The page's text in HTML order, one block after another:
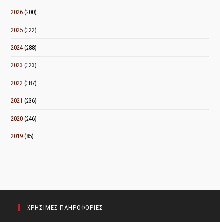
2026 (200)
2025 (322)
2024 (288)
2023 (323)
2022 (387)
2021 (236)
2020 (246)
2019 (85)
ΧΡΗΣΙΜΕΣ ΠΛΗΡΟΦΟΡΙΕΣ